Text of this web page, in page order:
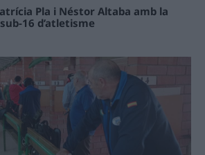
Pla i Néstor Altaba amb la
16 d’atletisme